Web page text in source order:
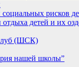
рисков
детей и их
(ШСК)
нашей школы”